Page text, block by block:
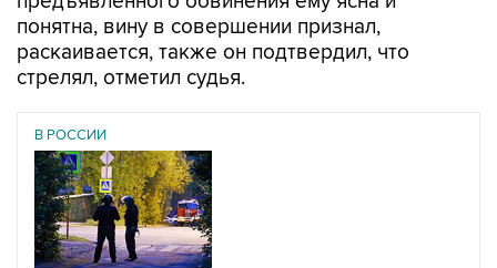
понятна, вину в совершении признал,
раскаивается, также он подтвердил, что
стрелял, отметил судья.
В РОССИИ